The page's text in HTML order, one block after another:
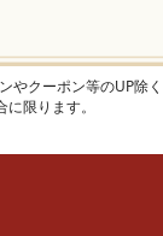
クーポン等のUP除く
限ります。